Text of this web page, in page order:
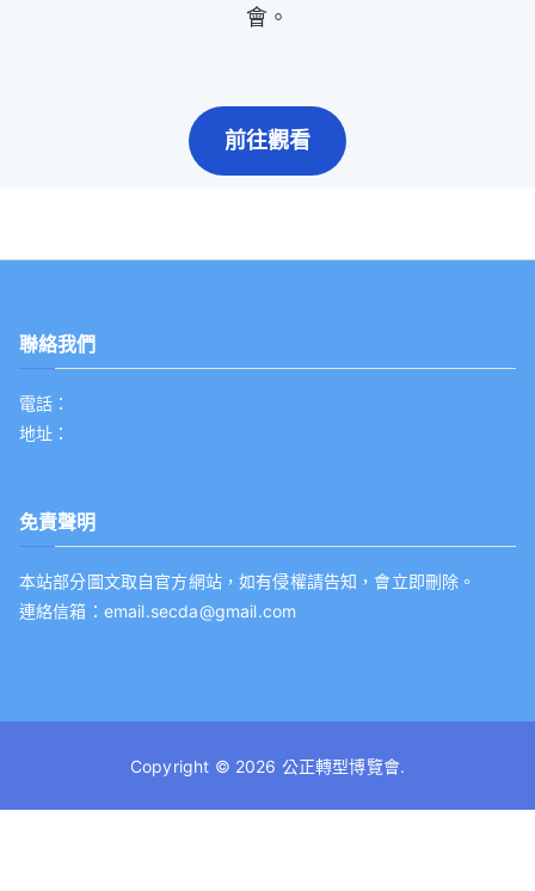
會。
前往觀看
聯絡我們
電話：
地址：
免責聲明
本站部分圖文取自官方網站，如有侵權請告知，會立即刪除。
連絡信箱：email.secda@gmail.com
Copyright © 2026 公正轉型博覽會.